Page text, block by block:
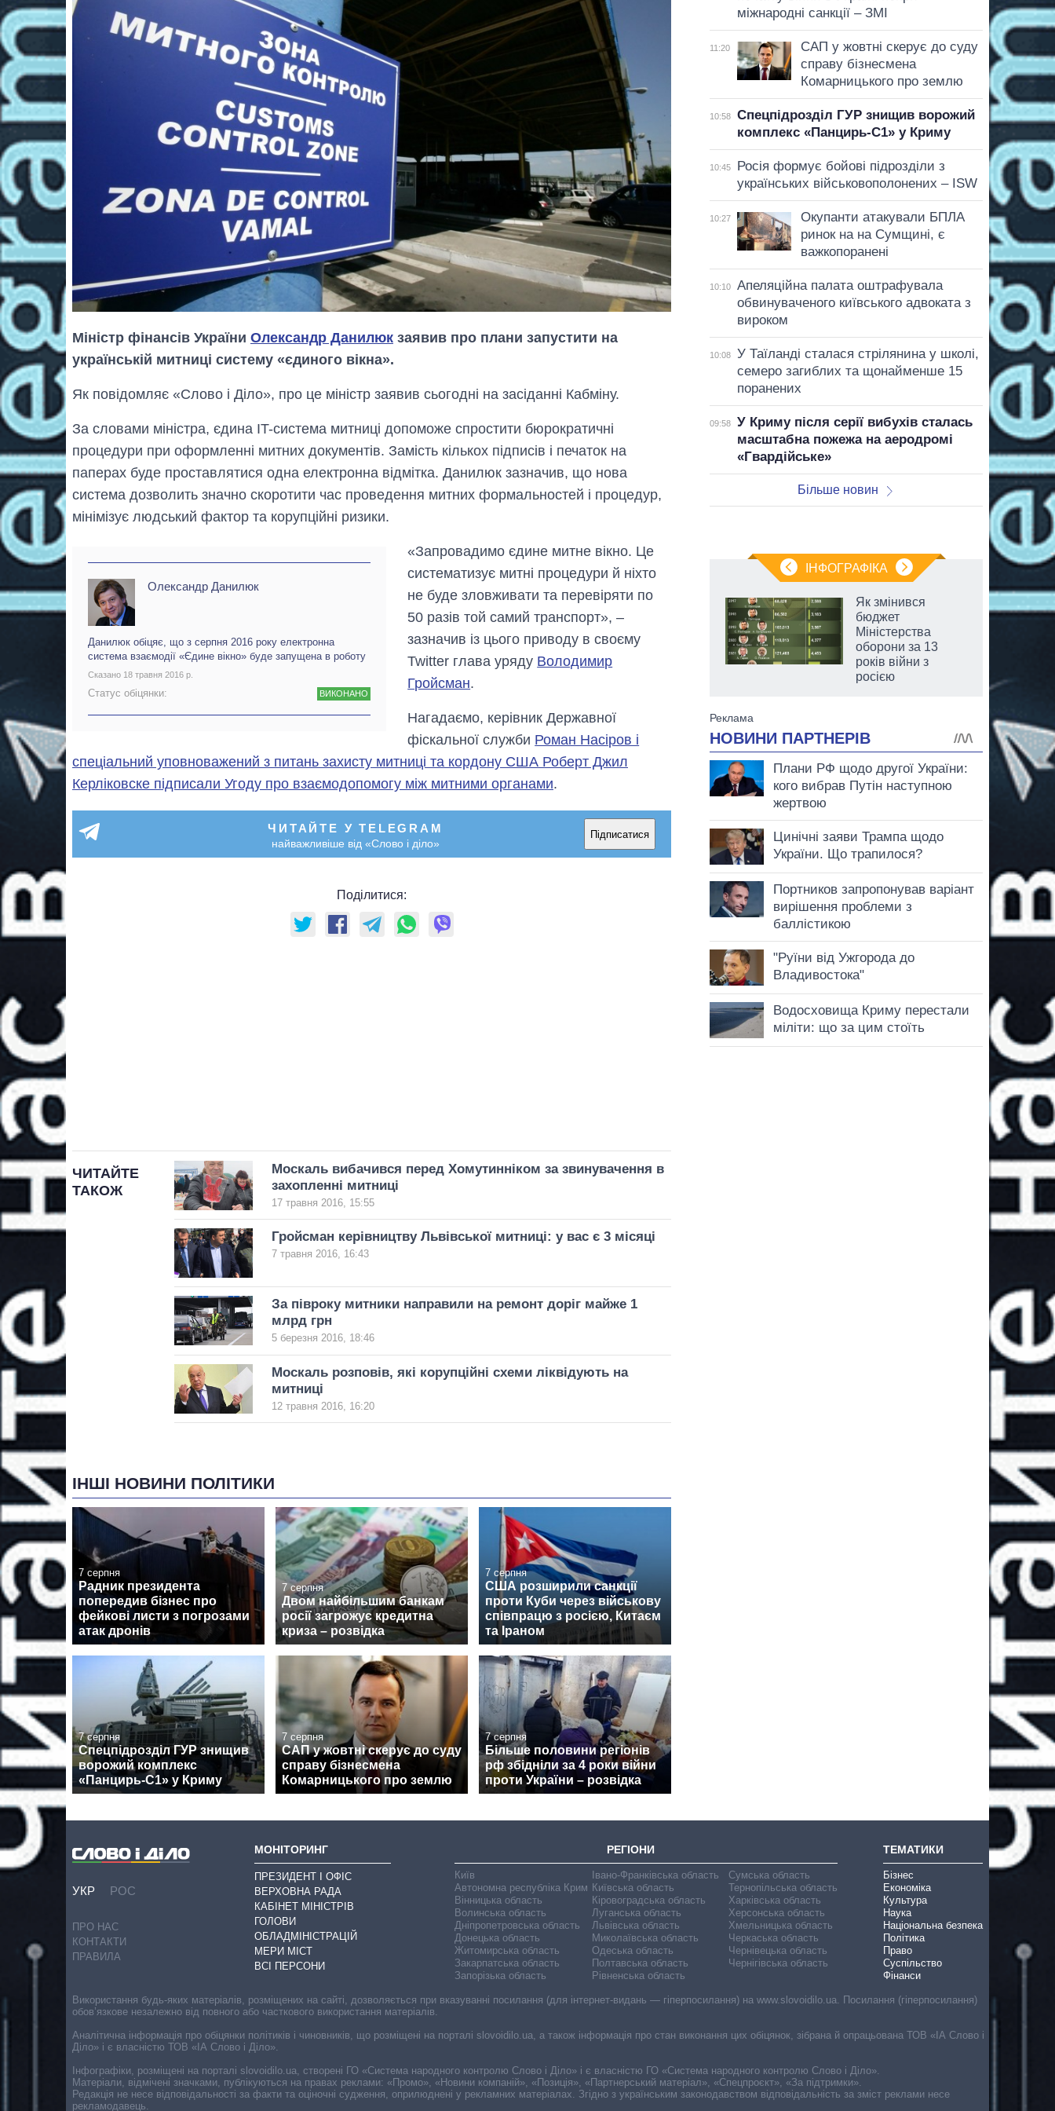
Міністр фінансів України Олександр Данилюк заявив про плани запустити на
українській митниці систему «єдиного вікна».
Як повідомляє «Слово і Діло», про це міністр заявив сьогодні на засіданні Кабміну.
За словами міністра, єдина IT-система митниці допоможе спростити бюрократичні
процедури при оформленні митних документів. Замість кількох підписів і печаток на
паперах буде проставлятися одна електронна відмітка. Данилюк зазначив, що нова
система дозволить значно скоротити час проведення митних формальностей і процедур,
мінімізує людський фактор та корупційні ризики.
Олександр Данилюк
Данилюк обіцяє, що з серпня 2016 року електронна
система взаємодії «Єдине вікно» буде запущена в роботу
Сказано 18 травня 2016 р.
Статус обіцянки: ВИКОНАНО
«Запровадимо єдине митне вікно. Це
систематизує митні процедури й ніхто
не буде зловживати та перевіряти по
50 разів той самий транспорт», –
зазначив із цього приводу в своєму
Twitter глава уряду Володимир
Гройсман.
Нагадаємо, керівник Державної
фіскальної служби Роман Насіров і
спеціальний уповноважений з питань захисту митниці та кордону США Роберт Джил
Керліковске підписали Угоду про взаємодопомогу між митними органами.
ЧИТАЙТЕ У TELEGRAM
найважливіше від «Слово і діло»
Підписатися
Поділитися:
ЧИТАЙТЕ
ТАКОЖ
Москаль вибачився перед Хомутинніком за звинувачення в
захопленні митниці
17 травня 2016, 15:55
Гройсман керівництву Львівської митниці: у вас є 3 місяці
7 травня 2016, 16:43
За півроку митники направили на ремонт доріг майже 1
млрд грн
5 березня 2016, 18:46
Москаль розповів, які корупційні схеми ліквідують на
митниці
12 травня 2016, 16:20
ІНШІ НОВИНИ ПОЛІТИКИ
7 серпня
Радник президента
попередив бізнес про
фейкові листи з погрозами
атак дронів
7 серпня
Двом найбільшим банкам
росії загрожує кредитна
криза – розвідка
7 серпня
США розширили санкції
проти Куби через військову
співпрацю з росією, Китаєм
та Іраном
7 серпня
Спецпідрозділ ГУР знищив
ворожий комплекс
«Панцирь-С1» у Криму
7 серпня
САП у жовтні скерує до суду
справу бізнесмена
Комарницького про землю
7 серпня
Більше половини регіонів
рф збідніли за 4 роки війни
проти України – розвідка
міжнародні санкції – ЗМІ
11:20
САП у жовтні скерує до суду
справу бізнесмена
Комарницького про землю
10:58
Спецпідрозділ ГУР знищив ворожий
комплекс «Панцирь-С1» у Криму
10:45
Росія формує бойові підрозділи з
українських військовополонених – ISW
10:27
Окупанти атакували БПЛА
ринок на на Сумщині, є
важкопоранені
10:10
Апеляційна палата оштрафувала
обвинуваченого київського адвоката з
вироком
10:08
У Таїланді сталася стрілянина у школі,
семеро загиблих та щонайменше 15
поранених
09:58
У Криму після серії вибухів сталась
масштабна пожежа на аеродромі
«Гвардійське»
Більше новин
ІНФОГРАФІКА
Як за 10 років
змінилася кількість
бакалаврат,
магістратуру та
Як змінився
бюджет
Міністерства
оборони за 13
років війни з
росією
УКР РОС
ПРО НАС
КОНТАКТИ
ПРАВИЛА
МОНІТОРИНГ
ПРЕЗИДЕНТ І ОФІС
ВЕРХОВНА РАДА
КАБІНЕТ МІНІСТРІВ
ГОЛОВИ
ОБЛАДМІНІСТРАЦІЙ
МЕРИ МІСТ
ВСІ ПЕРСОНИ
РЕГІОНИ
Київ
Автономна республіка Крим
Вінницька область
Волинська область
Дніпропетровська область
Донецька область
Житомирська область
Закарпатська область
Запорізька область
Івано-Франківська область
Київська область
Кіровоградська область
Луганська область
Львівська область
Миколаївська область
Одеська область
Полтавська область
Рівненська область
Сумська область
Тернопільська область
Харківська область
Херсонська область
Хмельницька область
Черкаська область
Чернівецька область
Чернігівська область
ТЕМАТИКИ
Бізнес
Економіка
Культура
Наука
Національна безпека
Політика
Право
Суспільство
Фінанси
Використання будь-яких матеріалів, розміщених на сайті, дозволяється при вказуванні посилання (для інтернет-видань — гіперпосилання) на www.slovoidilo.ua. Посилання (гіперпосилання)
обов’язкове незалежно від повного або часткового використання матеріалів.
Аналітична інформація про обіцянки політиків і чиновників, що розміщені на порталі slovoidilo.ua, а також інформація про стан виконання цих обіцянок, зібрана й опрацьована ТОВ «ІА Слово і
Діло» і є власністю ТОВ «ІА Слово і Діло».
Інфографіки, розміщені на порталі slovoidilo.ua, створені ГО «Система народного контролю Слово і Діло» і є власністю ГО «Система народного контролю Слово і Діло».
Матеріали, відмічені значками, публікуються на правах реклами: «Промо», «Новини компаній», «Позиція», «Партнерський матеріал», «Спецпроєкт», «За підтримки».
Редакція не несе відповідальності за факти та оціночні судження, оприлюднені у рекламних матеріалах. Згідно з українським законодавством відповідальність за зміст реклами несе
рекламодавець.